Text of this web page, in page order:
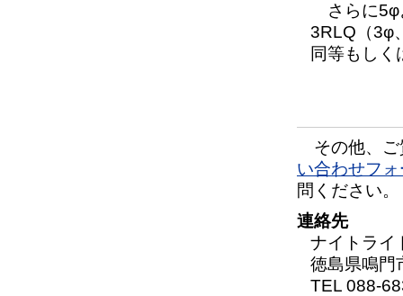
さらに5φ
3RLQ（3φ
同等もしく
その他、ご
い合わせフ
問ください。
連絡先
ナイトライ
徳島県鳴門
TEL 088-